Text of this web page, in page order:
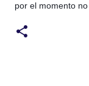
por el momento